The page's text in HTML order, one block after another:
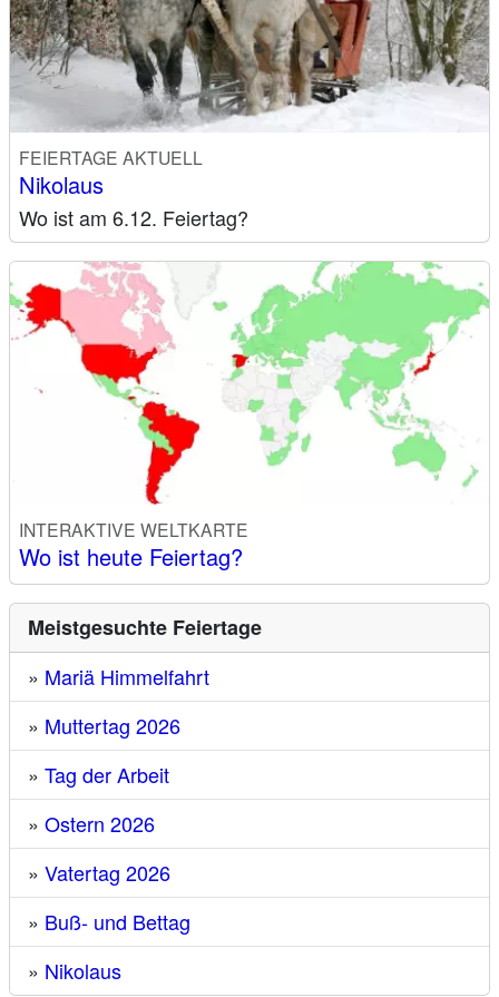
FEIERTAGE AKTUELL
Nikolaus
Wo ist am 6.12. Feiertag?
INTERAKTIVE WELTKARTE
Wo ist heute Feiertag?
Meistgesuchte Feiertage
» Mariä Himmelfahrt
» Muttertag 2026
» Tag der Arbeit
» Ostern 2026
» Vatertag 2026
» Buß- und Bettag
» Nikolaus